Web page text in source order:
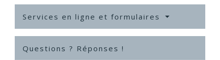
Services en ligne et formulaires
Questions ? Réponses !